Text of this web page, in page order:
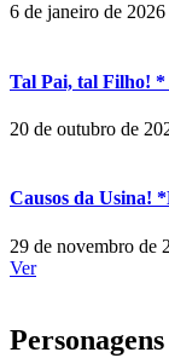
6 de janeiro de 2026
Tal Pai, tal Filho!
20 de outubro de
Causos da Usina!
29 de novembro de
Ver
Personagens